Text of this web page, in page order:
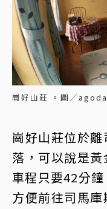
崗好山莊 。圖／agoda
崗好山莊位於
落，可以說是
車程只要42分
方便前往司馬